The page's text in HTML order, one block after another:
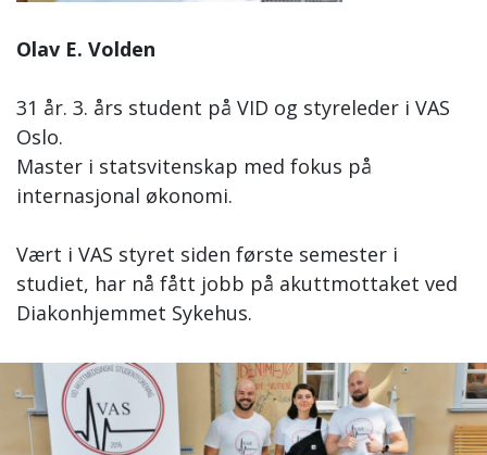
Olav E. Volden
31 år. 3. års student på VID og styreleder i VAS
Oslo.
Master i statsvitenskap med fokus på
internasjonal økonomi.
Vært i VAS styret siden første semester i
studiet, har nå fått jobb på akuttmottaket ved
Diakonhjemmet Sykehus.